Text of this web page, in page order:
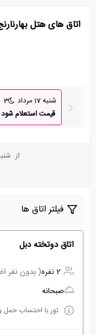
اتاق های هتل
شنبه 17 مرداد
3
قیمت استعلام شود
از شنبه
فیلتر اتاق ها
اتاق دوتخته دبل
2 نفره
( بدون نفر
صبحانه
تور با احتساب